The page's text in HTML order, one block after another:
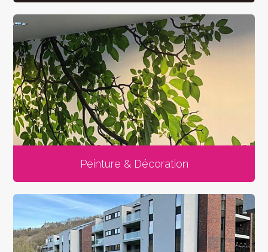
Peinture & Décoration